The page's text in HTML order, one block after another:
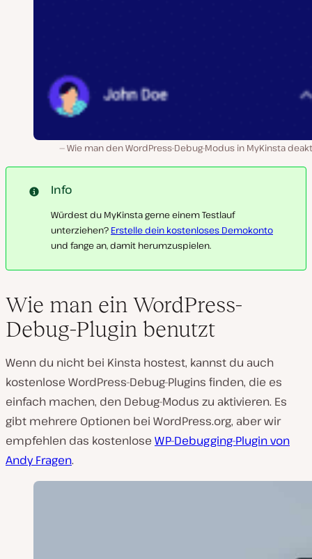
Wie man den WordPress-Debug-Modus in MyKinsta
Info
Würdest du MyKinsta gerne einem Testlauf
unterziehen? Erstelle dein kostenloses Demokonto
und fange an, damit herumzuspielen.
Wie man ein WordPress-
Debug-Plugin benutzt
Wenn du nicht bei Kinsta hostest, kannst du auch
kostenlose WordPress-Debug-Plugins finden, die es
einfach machen, den Debug-Modus zu aktivieren. Es
gibt mehrere Optionen bei WordPress.org, aber wir
empfehlen das kostenlose WP-Debugging-Plugin von
Andy Fragen.